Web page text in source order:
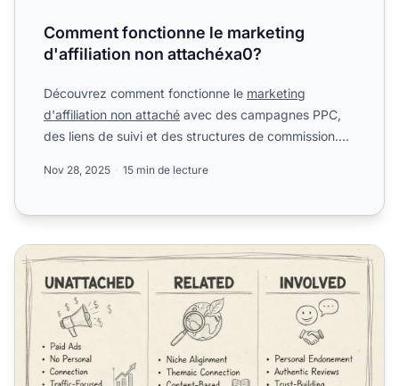
Comment fonctionne le marketing
d'affiliation non attachéxa0?
Découvrez comment fonctionne le marketing
d'affiliation non attaché avec des campagnes PPC,
des liens de suivi et des structures de commission.
Nov 28, 2025 15 min de lecture
Affiliation non liée vs liée vs impliquée : différences clés